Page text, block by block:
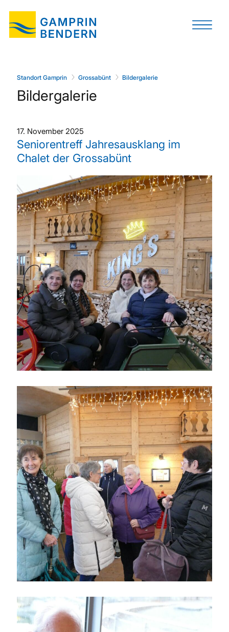
Standort Gamprin Grossabünt Bildergalerie
Bildergalerie
17. November 2025
Seniorentreff Jahresausklang im
Chalet der Grossabünt